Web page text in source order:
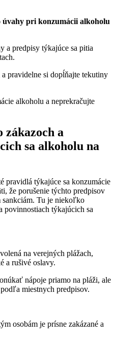
pri konzumácii alkoholu
a predpisy týkajúce sa pitia
pravidelne si dopĺňajte tekutiny
alkoholu a neprekračujte
zákazoch a
sa alkoholu na
pravidlá týkajúce sa konzumácie
že porušenie týchto predpisov
Tu je niekoľko
povinnostiach týkajúcich sa
na verejných plážach,
a rušivé oslavy.
nápoje priamo na pláži, ale
miestnych predpisov.
osobám je prísne zakázané a